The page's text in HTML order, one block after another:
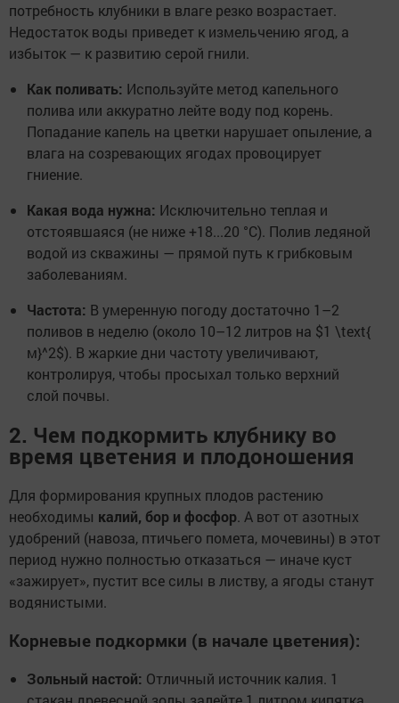
потребность клубники в влаге резко возрастает.
Недостаток воды приведет к измельчению ягод, а
избыток — к развитию серой гнили.
Как поливать: Используйте метод капельного
полива или аккуратно лейте воду под корень.
Попадание капель на цветки нарушает опыление, а
влага на созревающих ягодах провоцирует
гниение.
Какая вода нужна: Исключительно теплая и
отстоявшаяся (не ниже +18...20 °C). Полив ледяной
водой из скважины — прямой путь к грибковым
заболеваниям.
Частота: В умеренную погоду достаточно 1–2
поливов в неделю (около 10–12 литров на $1 \text{
м}^2$). В жаркие дни частоту увеличивают,
контролируя, чтобы просыхал только верхний
слой почвы.
2. Чем подкормить клубнику во
время цветения и плодоношения
Для формирования крупных плодов растению
необходимы калий, бор и фосфор. А вот от азотных
удобрений (навоза, птичьего помета, мочевины) в этот
период нужно полностью отказаться — иначе куст
«зажирует», пустит все силы в листву, а ягоды станут
водянистыми.
Корневые подкормки (в начале цветения):
Зольный настой: Отличный источник калия. 1